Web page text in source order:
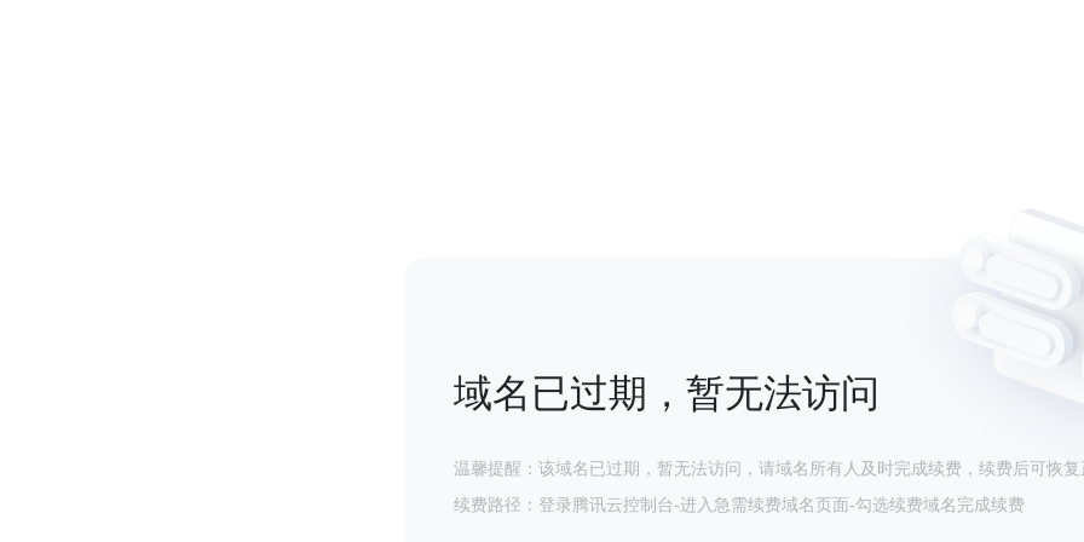
域名已过期，暂无法访问
温馨提醒：该域名已过期，暂无法访问，请域名所有人及时完成续费，续费后可恢复
续费路径：登录腾讯云控制台-进入急需续费域名页面-勾选续费域名完成续费